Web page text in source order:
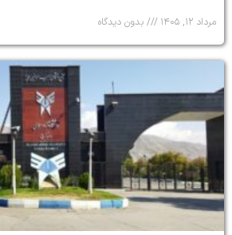
مرداد ۱۲, ۱۴۰۵ بدون دیدگاه